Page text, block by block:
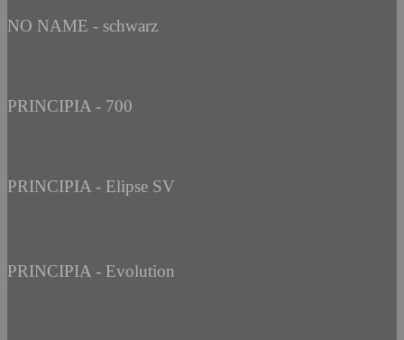
NO NAME - schwarz
PRINCIPIA - 700
PRINCIPIA - Elipse SV
PRINCIPIA - Evolution